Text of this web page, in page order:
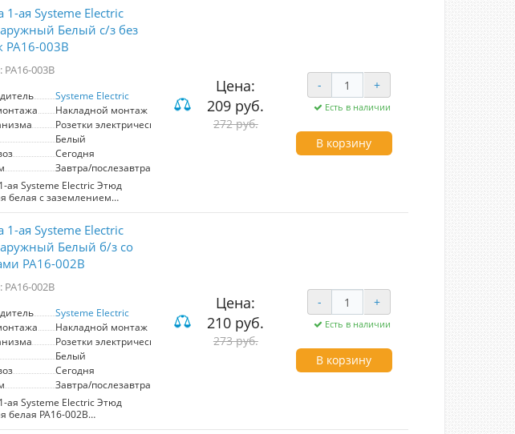
предназначен для
в сетях напряжением до
током до 10А, что делает его
с большинством типов
люминесцентные.
и современный дизайн
а открытая установка
удобство при монтаже.
прост в использовании,
быстро включать и
освещение по мере
Произведенный в
гарантирует
и долговечность.
качество и практичность с
1-ая Systeme Electric
Белый с/з без
PA16-003B
PA16-003B
Systeme Electric
Накладной монтаж
Розетки электрические
Белый
Сегодня
Завтра/послезавтра
ая Systeme Electric Этюд
белая с заземлением
003B) – идеальное
подключения в любых
и стильный дизайн,
вписывающийся в любой
заземления обеспечивает
эксплуатации
монтаж упрощает
и позволяет использовать в
доступом к
полезна в офисах, жилых
Цена:
209 руб.
272 руб.
- +
Есть в наличии
В корзину
1-ая Systeme Electric
Белый б/з со
PA16-002B
PA16-002B
Systeme Electric
Накладной монтаж
Розетки электрические
Белый
Сегодня
Завтра/послезавтра
ая Systeme Electric Этюд
белая PA16-002B
для безопасного
Цена:
210 руб.
273 руб.
- +
Есть в наличии
В корзину